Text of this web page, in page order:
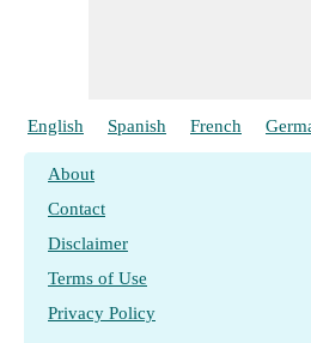
English Spanish French
About
Contact
Disclaimer
Terms of Use
Privacy Policy